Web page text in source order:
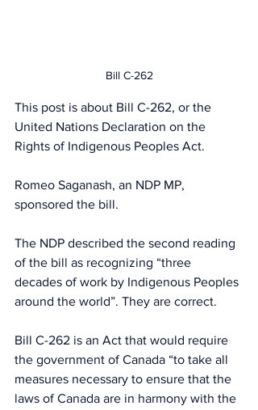
Bill C-262
This post is about Bill C-262, or the
United Nations Declaration on the
Rights of Indigenous Peoples Act.
Romeo Saganash, an NDP MP,
sponsored the bill.
The NDP described the second reading
of the bill as recognizing “three
decades of work by Indigenous Peoples
around the world”. They are correct.
Bill C-262 is an Act that would require
the government of Canada “to take all
measures necessary to ensure that the
laws of Canada are in harmony with the